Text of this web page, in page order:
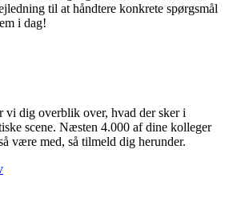
til at håndtere konkrete spørgsmål
i dag!
vi dig overblik over, hvad der sker i
scene. Næsten 4.000 af dine kolleger
være med, så tilmeld dig herunder.